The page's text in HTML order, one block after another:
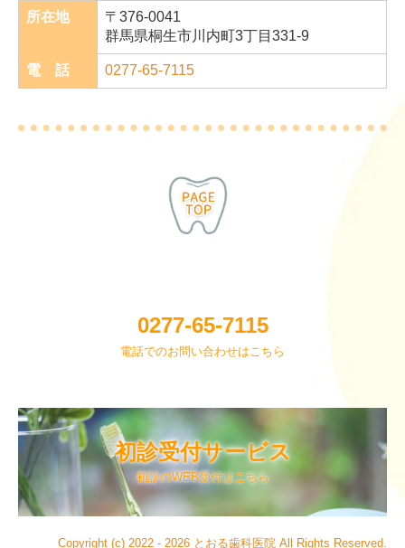
所在地
〒376-0041
群馬県桐生市川内町3丁目331-9
電 話 0277-65-7115
0277-65-7115
電話でのお問い合わせはこちら
初診受付サービス
初診のWEB受付はこちら
Copyright (c) 2022 - 2026 とおる歯科医院 All Rights Reserved.